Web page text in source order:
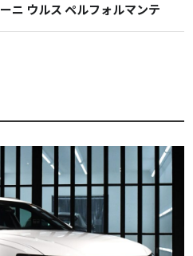
ウルス ペルフォルマンテ